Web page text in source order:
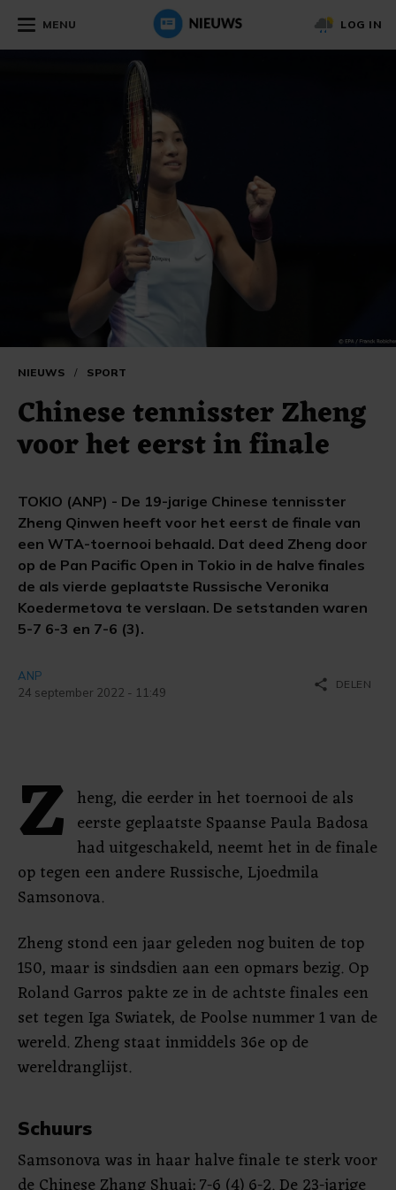
MENU LOG IN
NIEUWS / SPORT
Chinese tennisster Zheng
voor het eerst in finale
TOKIO (ANP) - De 19-jarige Chinese tennisster
Zheng Qinwen heeft voor het eerst de finale van
een WTA-toernooi behaald. Dat deed Zheng door
op de Pan Pacific Open in Tokio in de halve finales
de als vierde geplaatste Russische Veronika
Koedermetova te verslaan. De setstanden waren
5-7 6-3 en 7-6 (3).
ANP
24 september 2022 - 11:49
share DELEN
Z heng, die eerder in het toernooi de als
eerste geplaatste Spaanse Paula Badosa
had uitgeschakeld, neemt het in de finale
op tegen een andere Russische, Ljoedmila
Samsonova.
Zheng stond een jaar geleden nog buiten de top
150, maar is sindsdien aan een opmars bezig. Op
Roland Garros pakte ze in de achtste finales een
set tegen Iga Swiatek, de Poolse nummer 1 van de
wereld. Zheng staat inmiddels 36e op de
wereldranglijst.
Schuurs
Samsonova was in haar halve finale te sterk voor